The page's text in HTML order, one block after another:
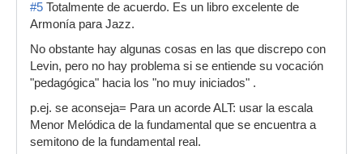
#5 Totalmente de acuerdo. Es un libro excelente de
Armonía para Jazz.
No obstante hay algunas cosas en las que discrepo con
Levin, pero no hay problema si se entiende su vocación
"pedagógica" hacia los "no muy iniciados" .
p.ej. se aconseja= Para un acorde ALT: usar la escala
Menor Melódica de la fundamental que se encuentra a
semitono de la fundamental real.